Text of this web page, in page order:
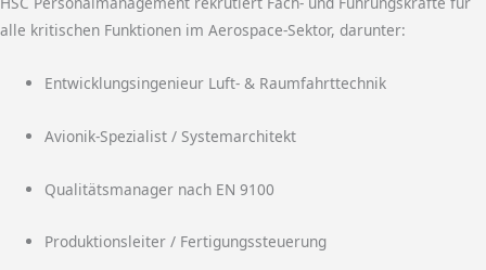
alle kritischen Funktionen im Aerospace-Sektor, darunter:
Entwicklungsingenieur Luft- & Raumfahrttechnik
Avionik-Spezialist / Systemarchitekt
Qualitätsmanager nach EN 9100
Produktionsleiter / Fertigungssteuerung